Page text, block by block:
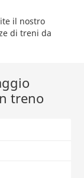
il nostro
di treni da
treno